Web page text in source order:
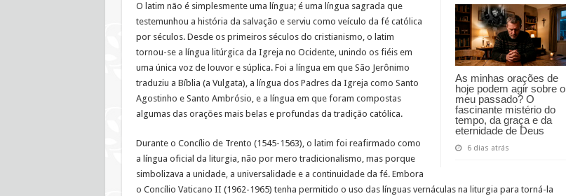
As minhas orações de
hoje podem agir sobre o
meu passado? O
fascinante mistério do
tempo, da graça e da
eternidade de Deus
6 dias atrás
O latim não é simplesmente uma língua; é uma língua sagrada que
testemunhou a história da salvação e serviu como veículo da fé católica
por séculos. Desde os primeiros séculos do cristianismo, o latim
tornou-se a língua litúrgica da Igreja no Ocidente, unindo os fiéis em
uma única voz de louvor e súplica. Foi a língua em que São Jerônimo
traduziu a Bíblia (a Vulgata), a língua dos Padres da Igreja como Santo
Agostinho e Santo Ambrósio, e a língua em que foram compostas
algumas das orações mais belas e profundas da tradição católica.
Durante o Concílio de Trento (1545-1563), o latim foi reafirmado como
a língua oficial da liturgia, não por mero tradicionalismo, mas porque
simbolizava a unidade, a universalidade e a continuidade da fé. Embora
o Concílio Vaticano II (1962-1965) tenha permitido o uso das línguas vernáculas na liturgia para torná-la